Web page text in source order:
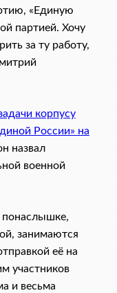
«Единую
партией. Хочу
за ту работу,
корпусу
России» на
назвал
военной
понаслышке,
занимаются
её на
участников
и весьма